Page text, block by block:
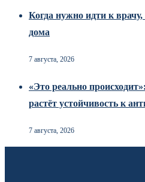
Когда нужно идти к
дома
7 августа, 2026
«Это реально
растёт устойчивость к
7 августа, 2026